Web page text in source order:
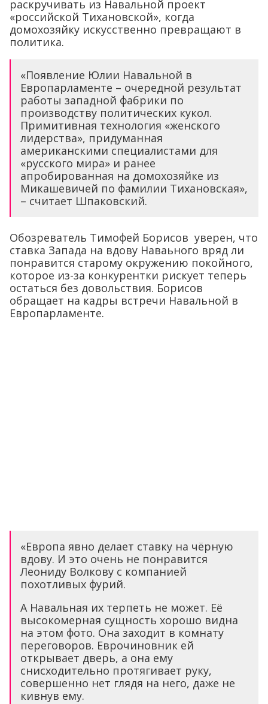
раскручивать из Навальной проект
«российской Тихановской», когда
домохозяйку искусственно превращают в
политика.
«Появление Юлии Навальной в
Европарламенте – очередной результат
работы западной фабрики по
производству политических кукол.
Примитивная технология «женского
лидерства», придуманная
американскими специалистами для
«русского мира» и ранее
апробированная на домохозяйке из
Микашевичей по фамилии Тихановская»,
– считает Шпаковский.
Обозреватель Тимофей Борисов уверен, что
ставка Запада на вдову Наваьного вряд ли
понравится старому окружению покойного,
которое из-за конкурентки рискует теперь
остаться без довольствия. Борисов
обращает на кадры встречи Навальной в
Европарламенте.
«Европа явно делает ставку на чёрную
вдову. И это очень не понравится
Леониду Волкову с компанией
похотливых фурий.
А Навальная их терпеть не может. Её
высокомерная сущность хорошо видна
на этом фото. Она заходит в комнату
переговоров. Еврочиновник ей
открывает дверь, а она ему
снисходительно протягивает руку,
совершенно нет глядя на него, даже не
кивнув ему.